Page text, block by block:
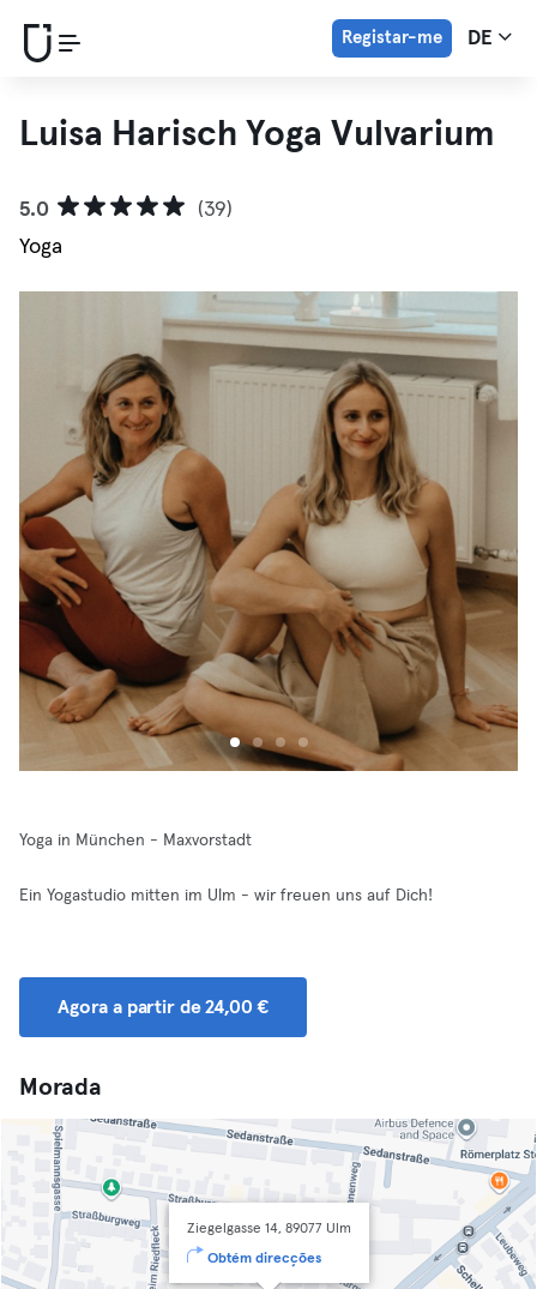
Registar-me DE
Luisa Harisch Yoga Vulvarium
5.0
(39)
Yoga
Yoga in München - Maxvorstadt
Ein Yogastudio mitten im Ulm - wir freuen uns auf Dich!
Agora a partir de 24,00 €
Morada
Ziegelgasse 14, 89077 Ulm
Obtém direcções